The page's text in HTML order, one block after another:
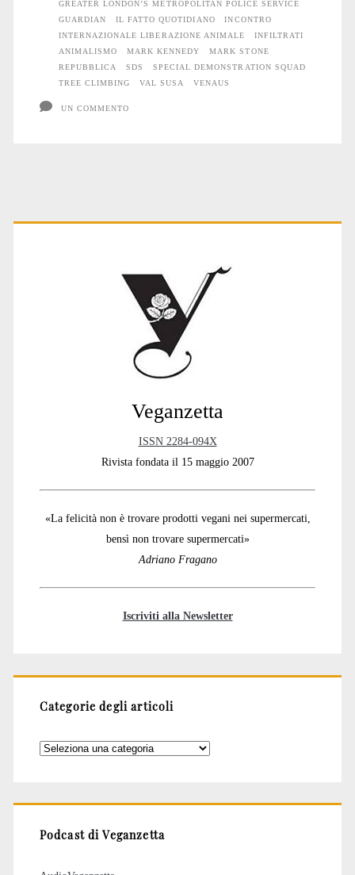
miserie
umane
GREATER LONDON’S METROPOLITAN POLICE SERVICE
GUARDIAN
IL FATTO QUOTIDIANO
INCONTRO
INTERNAZIONALE LIBERAZIONE ANIMALE
INFILTRATI
ANIMALISMO
MARK KENNEDY
MARK STONE
REPUBBLICA
SDS
SPECIAL DEMONSTRATION SQUAD
TREE CLIMBING
VAL SUSA VENAUS
UN COMMENTO
Primary
Veganzetta
ISSN 2284-094X
Rivista fondata il 15 maggio 2007
«La felicità non è trovare prodotti vegani nei supermercati,
bensì non trovare supermercati»
Adriano Fragano
Iscriviti alla Newsletter
Categorie degli articoli
Categorie
Podcast di Veganzetta